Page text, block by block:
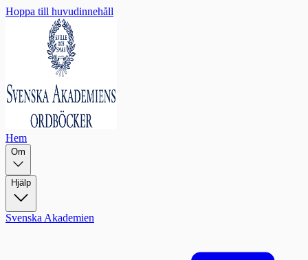
Hoppa till huvudinnehåll
Hem
Om
Hjälp
Svenska Akademien